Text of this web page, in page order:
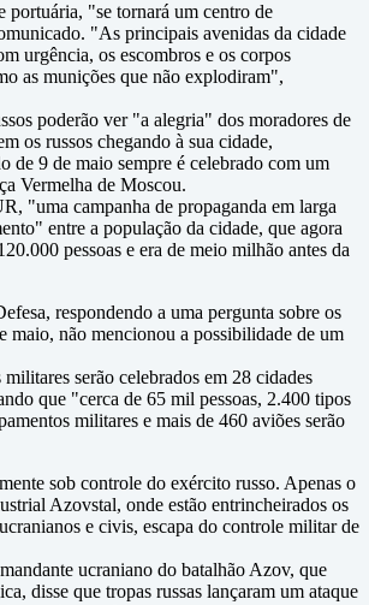
portuária, "se tornará um centro de
"As principais avenidas da cidade
urgência, os escombros e os corpos
as munições que não explodiram",
poderão ver "a alegria" dos moradores de
os russos chegando à sua cidade,
de 9 de maio sempre é celebrado com um
Vermelha de Moscou.
"uma campanha de propaganda em larga
entre a população da cidade, que agora
pessoas e era de meio milhão antes da
respondendo a uma pergunta sobre os
maio, não mencionou a possibilidade de um
serão celebrados em 28 cidades
que "cerca de 65 mil pessoas, 2.400 tipos
militares e mais de 460 aviões serão
sob controle do exército russo. Apenas o
Azovstal, onde estão entrincheirados os
e civis, escapa do controle militar de
ucraniano do batalhão Azov, que
disse que tropas russas lançaram um ataque